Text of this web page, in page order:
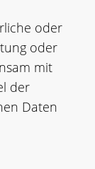
oder
oder
mit
der
Daten